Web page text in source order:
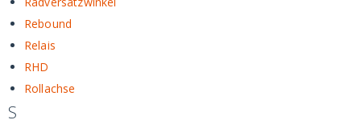
Rebound
Relais
RHD
Rollachse
S